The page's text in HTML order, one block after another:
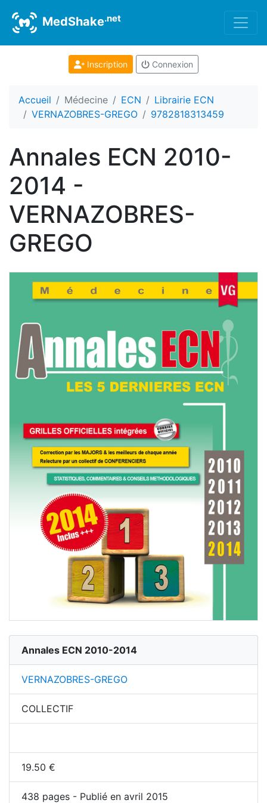
MedShake.net
Inscription Connexion
Accueil Médecine ECN
Librairie ECN
VERNAZOBRES-GREGO
9782818313459
Annales ECN 2010-
2014 -
VERNAZOBRES-
GREGO
Annales ECN 2010-2014
VERNAZOBRES-GREGO
COLLECTIF
19.50 €
438 pages - Publié en avril 2015